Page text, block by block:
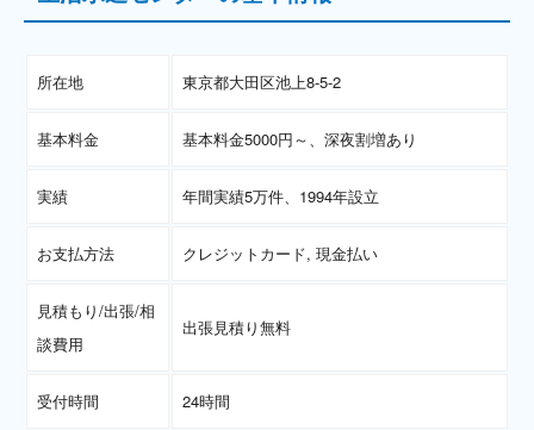
所在地 東京都大田区池上8-5-2
基本料金 基本料金5000円～、深夜割増あり
実績 年間実績5万件、1994年設立
お支払方法 クレジットカード, 現金払い
見積もり/出張/相
談費用
出張見積り無料
受付時間 24時間